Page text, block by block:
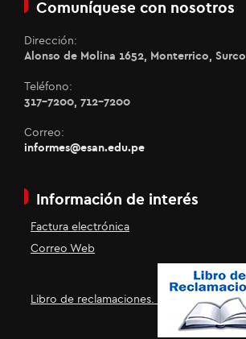
Comuníquese con nosotros
Dirección:
Alonso de Molina 1652, Monterrico, Surco
Teléfono:
317-7200, 712-7200
Correo:
informes@esan.edu.pe
Información de interés
Factura electrónica
Correo Web
Libro de reclamaciones.